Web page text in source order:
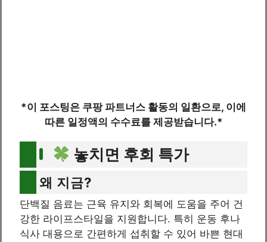
*이 포스팅은 쿠팡 파트너스 활동의 일환으로, 이에
따른 일정액의 수수료를 제공받습니다.*
놓치면 후회 특가
왜 지금?
단백질 음료는 근육 유지와 회복에 도움을 주어 건
강한 라이프스타일을 지원합니다. 특히 운동 후나
식사 대용으로 간편하게 섭취할 수 있어 바쁜 현대